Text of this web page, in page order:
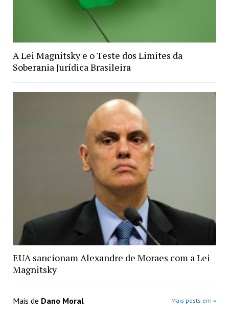
A Lei Magnitsky e o Teste dos Limites da
Soberania Jurídica Brasileira
EUA sancionam Alexandre de Moraes com a Lei
Magnitsky
Mais de Dano Moral Mais posts em »